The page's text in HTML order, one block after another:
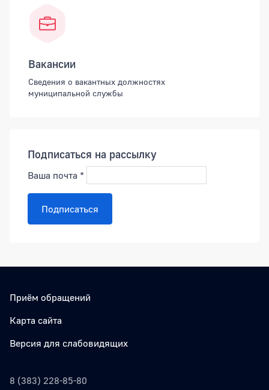
Вакансии
Сведения о вакантных должностях
муниципальной службы
Подписаться на рассылку
Ваша почта *
Подписаться
Приём обращений
Карта сайта
Версия для слабовидящих
8 (383) 228-85-80